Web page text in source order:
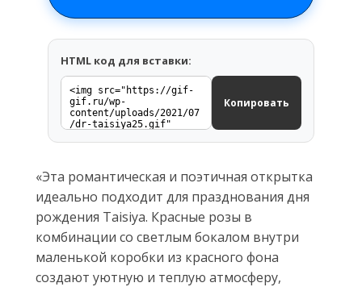
HTML код для вставки:
Копировать
«Эта романтическая и поэтичная открытка
идеально подходит для празднования дня
рождения Taisiya. Красные розы в
комбинации со светлым бокалом внутри
маленькой коробки из красного фона
создают уютную и теплую атмосферу,